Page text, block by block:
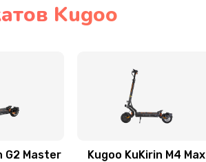
Kugoo
G2 Master Kugoo KuKirin M4 Max